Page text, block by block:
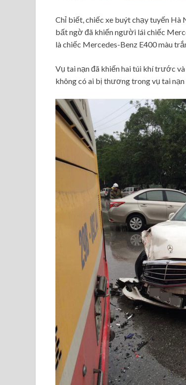
Chỉ biết, chiếc xe buýt chạy tuyến Hà
bất ngờ đã khiến người lái chiếc
là chiếc Mercedes-Benz E400 màu
Vụ tai nạn đã khiến hai túi khí trước
không có ai bị thương trong vụ tai nạn